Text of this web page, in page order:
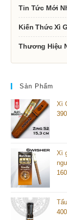
Tin Tức Mới
Kiến Thức Xì
Thương Hiệu
Sản Phẩm
Xì
Xì